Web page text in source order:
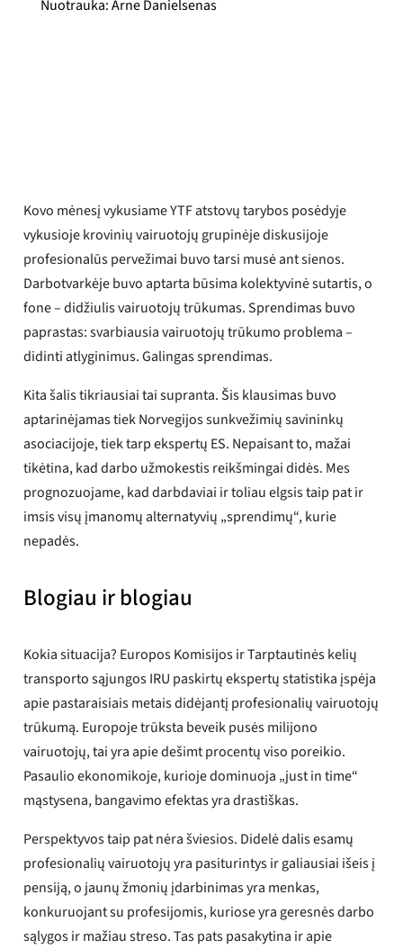
Nuotrauka: Arne Danielsenas
Kovo mėnesį vykusiame YTF atstovų tarybos posėdyje
vykusioje krovinių vairuotojų grupinėje diskusijoje
profesionalūs pervežimai buvo tarsi musė ant sienos.
Darbotvarkėje buvo aptarta būsima kolektyvinė sutartis, o
fone – didžiulis vairuotojų trūkumas. Sprendimas buvo
paprastas: svarbiausia vairuotojų trūkumo problema –
didinti atlyginimus. Galingas sprendimas.
Kita šalis tikriausiai tai supranta. Šis klausimas buvo
aptarinėjamas tiek Norvegijos sunkvežimių savininkų
asociacijoje, tiek tarp ekspertų ES. Nepaisant to, mažai
tikėtina, kad darbo užmokestis reikšmingai didės. Mes
prognozuojame, kad darbdaviai ir toliau elgsis taip pat ir
imsis visų įmanomų alternatyvių „sprendimų“, kurie
nepadės.
Blogiau ir blogiau
Kokia situacija? Europos Komisijos ir Tarptautinės kelių
transporto sąjungos IRU paskirtų ekspertų statistika įspėja
apie pastaraisiais metais didėjantį profesionalių vairuotojų
trūkumą. Europoje trūksta beveik pusės milijono
vairuotojų, tai yra apie dešimt procentų viso poreikio.
Pasaulio ekonomikoje, kurioje dominuoja „just in time“
mąstysena, bangavimo efektas yra drastiškas.
Perspektyvos taip pat nėra šviesios. Didelė dalis esamų
profesionalių vairuotojų yra pasiturintys ir galiausiai išeis į
pensiją, o jaunų žmonių įdarbinimas yra menkas,
konkuruojant su profesijomis, kuriose yra geresnės darbo
sąlygos ir mažiau streso. Tas pats pasakytina ir apie